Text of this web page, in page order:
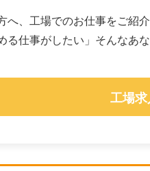
へ、工場でのお仕事をご紹
る仕事がしたい」そんなあ
工場